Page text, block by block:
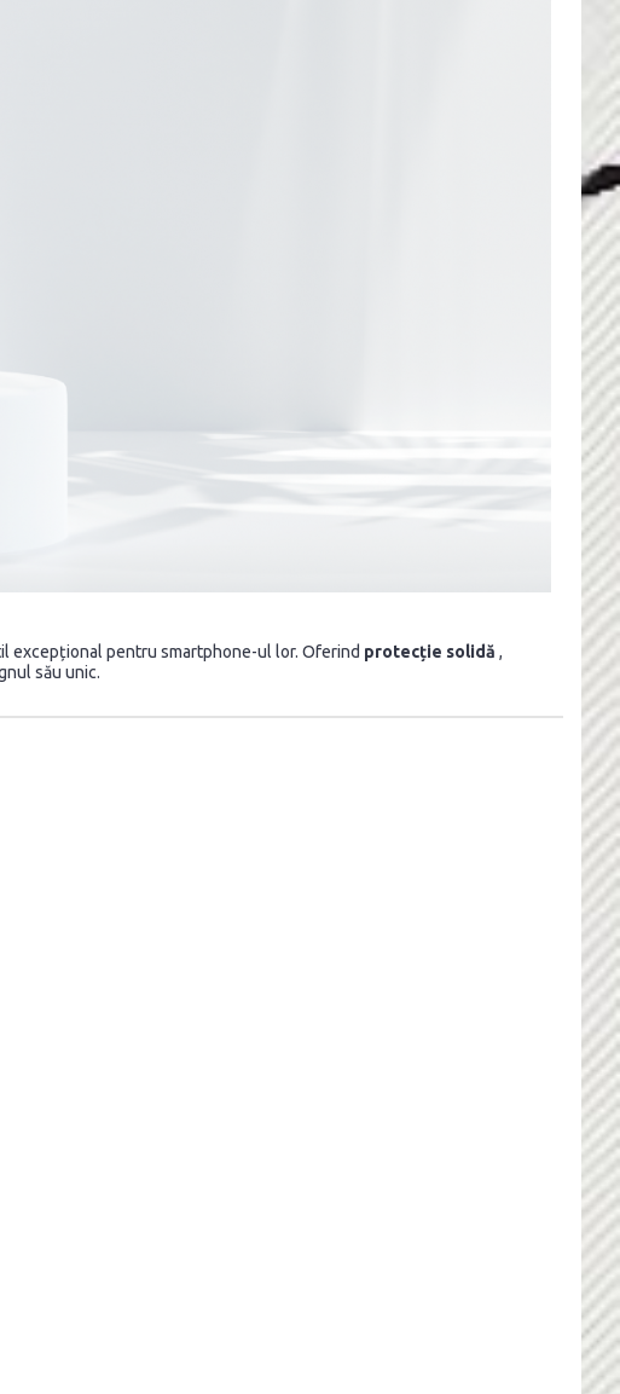
excepțional pentru smartphone-ul lor. Oferind protecție solidă ,
său unic.